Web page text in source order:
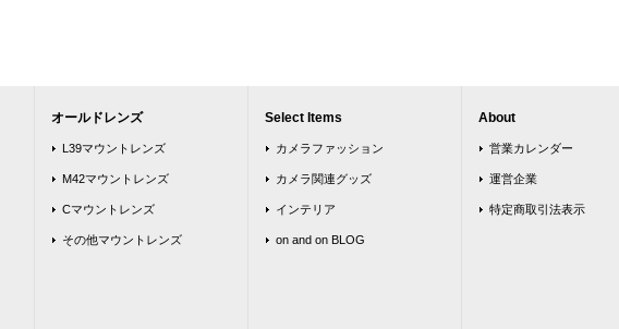
オールドレンズ
L39マウントレンズ
M42マウントレンズ
Cマウントレンズ
その他マウントレンズ
Select Items
カメラファッション
カメラ関連グッズ
インテリア
on and on BLOG
About
営業カレンダー
運営企業
特定商取引法表示